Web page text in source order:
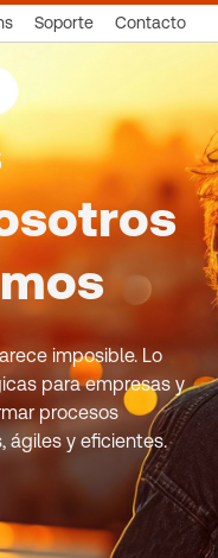
Soporte Contacto
imposible. Lo
para empresas y
procesos
ágiles y eficientes.